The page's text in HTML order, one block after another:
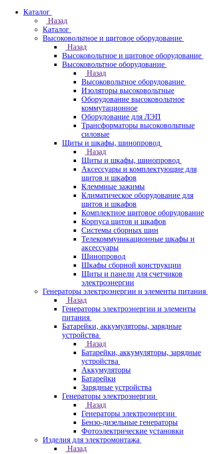
Каталог
Назад
Каталог
Высоковольтное и щитовое оборудование
Назад
Высоковольтное и щитовое оборудование
Высоковольтное оборудование
Назад
Высоковольтное оборудование
Изоляторы высоковольтные
Оборудование высоковольтное
коммутационное
Оборудование для ЛЭП
Трансформаторы высоковольтные
силовые
Щиты и шкафы, шинопровод
Назад
Щиты и шкафы, шинопровод
Аксессуары и комплектующие для
щитов и шкафов
Клеммные зажимы
Климатическое оборудование для
щитов и шкафов
Комплектное щитовое оборудование
Корпуса щитов и шкафов
Системы сборных шин
Телекоммуникационные шкафы и
аксессуары
Шинопровод
Шкафы сборной конструкции
Щиты и панели для счетчиков
электроэнергии
Генераторы электроэнергии и элементы питания
Назад
Генераторы электроэнергии и элементы
питания
Батарейки, аккумуляторы, зарядные
устройства
Назад
Батарейки, аккумуляторы, зарядные
устройства
Аккумуляторы
Батарейки
Зарядные устройства
Генераторы электроэнергии
Назад
Генераторы электроэнергии
Бензо-дизельные генераторы
Фотоэлектрические установки
Изделия для электромонтажа
Назад